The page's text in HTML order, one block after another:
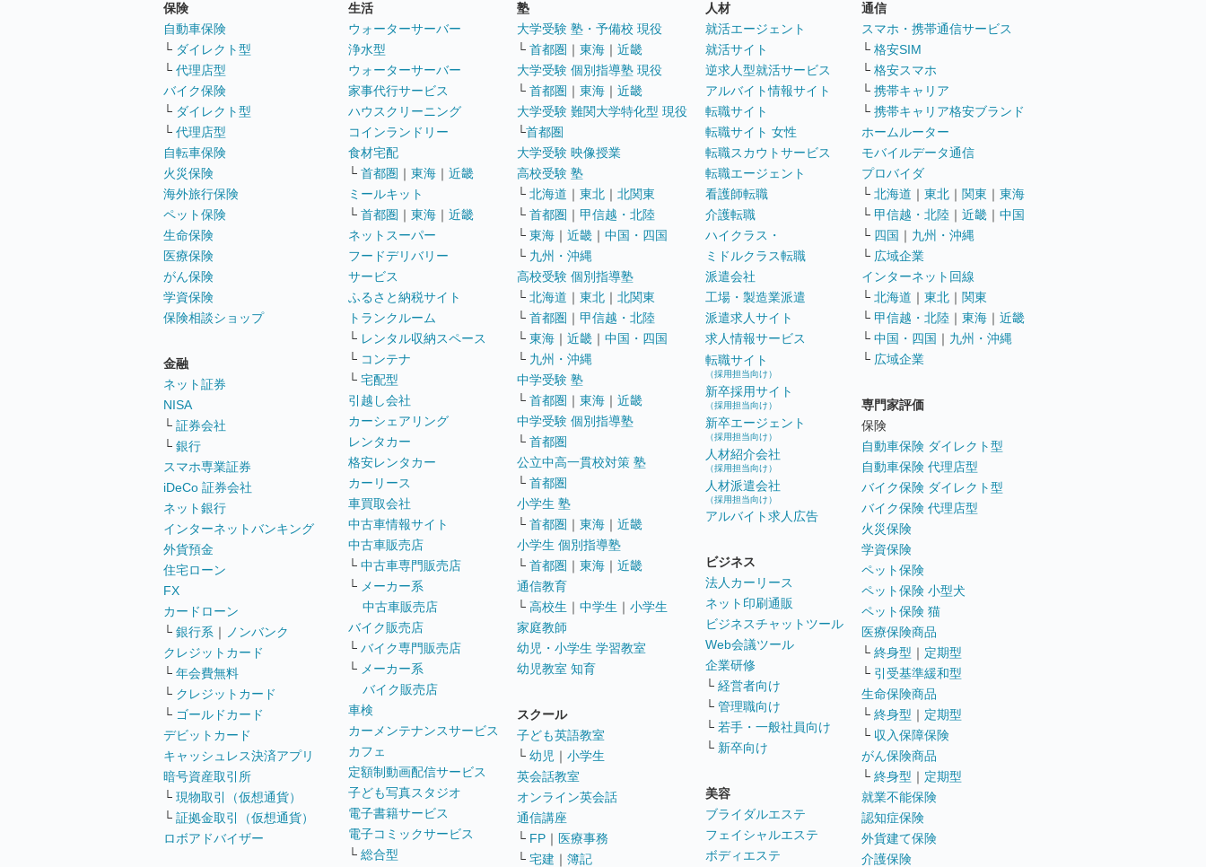
保険
自動車保険
└ ダイレクト型
└ 代理店型
バイク保険
└ ダイレクト型
└ 代理店型
自転車保険
火災保険
海外旅行保険
ペット保険
生命保険
医療保険
がん保険
学資保険
保険相談ショップ
金融
ネット証券
NISA
└ 証券会社
└ 銀行
スマホ専業証券
iDeCo 証券会社
ネット銀行
インターネットバンキング
外貨預金
住宅ローン
FX
カードローン
└ 銀行系 ｜
ノンバンク
クレジットカード
└ 年会費無料
└ クレジットカード
└ ゴールドカード
デビットカード
キャッシュレス決済アプリ
暗号資産取引所
└ 現物取引（仮想通貨）
└ 証拠金取引（仮想通貨）
ロボアドバイザー
生活
ウォーターサーバー
浄水型
ウォーターサーバー
家事代行サービス
ハウスクリーニング
コインランドリー
食材宅配
└ 首都圏 ｜ 東海 ｜ 近畿
ミールキット
└ 首都圏 ｜ 東海 ｜ 近畿
ネットスーパー
フードデリバリー
サービス
ふるさと納税サイト
トランクルーム
└ レンタル収納スペース
└ コンテナ
└ 宅配型
引越し会社
カーシェアリング
レンタカー
格安レンタカー
カーリース
車買取会社
中古車情報サイト
中古車販売店
└ 中古車専門販売店
└ メーカー系
中古車販売店
バイク販売店
└ バイク専門販売店
└ メーカー系
バイク販売店
車検
カーメンテナンスサービス
カフェ
定額制動画配信サービス
子ども写真スタジオ
電子書籍サービス
電子コミックサービス
└ 総合型
塾
大学受験 塾・予備校 現役
└ 首都圏 ｜ 東海 ｜ 近畿
大学受験 個別指導塾 現役
└ 首都圏 ｜ 東海 ｜ 近畿
大学受験 難関大学特化型 現役
└首都圏
大学受験 映像授業
高校受験 塾
└ 北海道 ｜ 東北 ｜ 北関東
└ 首都圏 ｜ 甲信越・北陸
└ 東海 ｜ 近畿 ｜ 中国・四国
└ 九州・沖縄
高校受験 個別指導塾
└ 北海道 ｜ 東北 ｜ 北関東
└ 首都圏 ｜ 甲信越・北陸
└ 東海 ｜ 近畿 ｜ 中国・四国
└ 九州・沖縄
中学受験 塾
└ 首都圏 ｜ 東海 ｜ 近畿
中学受験 個別指導塾
└ 首都圏
公立中高一貫校対策 塾
└ 首都圏
小学生 塾
└ 首都圏 ｜ 東海 ｜ 近畿
小学生 個別指導塾
└ 首都圏 ｜ 東海 ｜ 近畿
通信教育
└ 高校生 ｜ 中学生 ｜ 小学生
家庭教師
幼児・小学生 学習教室
幼児教室 知育
スクール
子ども英語教室
└ 幼児 ｜ 小学生
英会話教室
オンライン英会話
通信講座
└ FP ｜ 医療事務
└ 宅建 ｜ 簿記
人材
就活エージェント
就活サイト
逆求人型就活サービス
アルバイト情報サイト
転職サイト
転職サイト 女性
転職スカウトサービス
転職エージェント
看護師転職
介護転職
ハイクラス・
ミドルクラス転職
派遣会社
工場・製造業派遣
派遣求人サイト
求人情報サービス
転職サイト
（採用担当向け）
新卒採用サイト
（採用担当向け）
新卒エージェント
（採用担当向け）
人材紹介会社
（採用担当向け）
人材派遣会社
（採用担当向け）
アルバイト求人広告
ビジネス
法人カーリース
ネット印刷通販
ビジネスチャットツール
Web会議ツール
企業研修
└ 経営者向け
└ 管理職向け
└ 若手・一般社員向け
└ 新卒向け
美容
ブライダルエステ
フェイシャルエステ
ボディエステ
通信
スマホ・携帯通信サービス
└ 格安SIM
└ 格安スマホ
└ 携帯キャリア
└ 携帯キャリア格安ブランド
ホームルーター
モバイルデータ通信
プロバイダ
└ 北海道 ｜ 東北 ｜ 関東 ｜ 東海
└ 甲信越・北陸 ｜ 近畿 ｜ 中国
└ 四国 ｜ 九州・沖縄
└ 広域企業
インターネット回線
└ 北海道 ｜ 東北 ｜ 関東
└ 甲信越・北陸 ｜ 東海 ｜ 近畿
└ 中国・四国 ｜ 九州・沖縄
└ 広域企業
専門家評価
保険
自動車保険 ダイレクト型
自動車保険 代理店型
バイク保険 ダイレクト型
バイク保険 代理店型
火災保険
学資保険
ペット保険
ペット保険 小型犬
ペット保険 猫
医療保険商品
└ 終身型 ｜ 定期型
└ 引受基準緩和型
生命保険商品
└ 終身型 ｜ 定期型
└ 収入保障保険
がん保険商品
└ 終身型 ｜ 定期型
就業不能保険
認知症保険
外貨建て保険
介護保険